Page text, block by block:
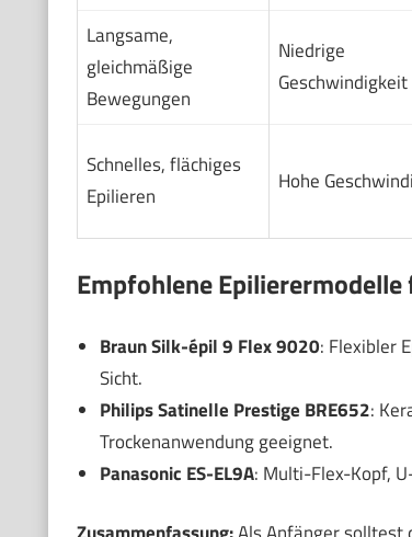
Langsame,
gleichmäßige
Bewegungen
Niedrige
Geschwindigkeit
Schnelles, flächiges
Epilieren
Hohe
Empfohlene
Braun Silk-épil 9 Flex 9020: Flexibler
Sicht.
Philips Satinelle Prestige BRE652:
Trockenanwendung geeignet.
Panasonic ES-EL9A: Multi-Flex-Kopf,